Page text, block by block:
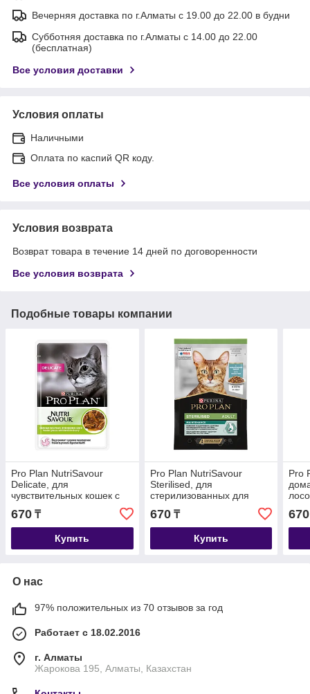
Вечерняя доставка по г.Алматы с 19.00 до 22.00 в будни
Субботняя доставка по г.Алматы с 14.00 до 22.00
(бесплатная)
Все условия доставки
Условия оплаты
Наличными
Оплата по каспий QR коду.
Все условия оплаты
Условия возврата
Возврат товара в течение 14 дней по договоренности
Все условия возврата
Подобные товары компании
Pro Plan NutriSavour
Delicate, для
чувствительных кошек с
ягненком в соусе, пауч
85гр.
670 ₸
Купить
Pro Plan NutriSavour
Sterilised, для
стерилизованных для
кошек с океанической
рыбой в желе, пауч 85гр.
670₸
Купить
Pro
670
О нас
97% положительных из 70 отзывов за год
Работает с 18.02.2016
г. Алматы
Жарокова 195, Алматы, Казахстан